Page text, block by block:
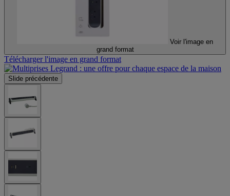
Voir l'image en
grand format
Télécharger l'image en grand format
Slide précédente